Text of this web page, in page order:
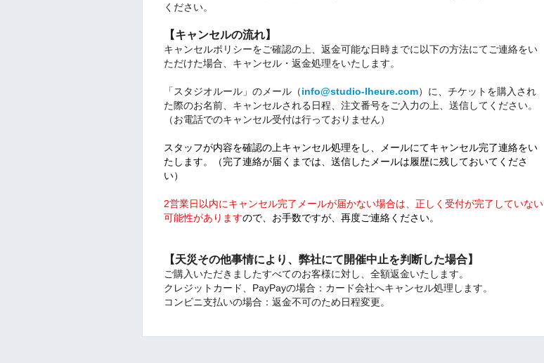
ください。
【キャンセルの流れ】
キャンセルポリシーをご確認の上、返金可能な日時までに以下の方法にてご連絡をい
ただけた場合、キャンセル・返金処理をいたします。
「スタジオルール」のメール（info@studio-lheure.com）に、チケットを購入され
た際のお名前、キャンセルされる日程、注文番号をご入力の上、送信してください。
（お電話でのキャンセル受付は行っておりません）
スタッフが内容を確認の上キャンセル処理をし、メールにてキャンセル完了連絡をい
たします。（完了連絡が届くまでは、送信したメールは履歴に残しておいてくださ
い）
2営業日以内にキャンセル完了メールが届かない場合は、正しく受付が完了していない
可能性がありますので、お手数ですが、再度ご連絡ください。
【天災その他事情により、弊社にて開催中止を判断した場合】
ご購入いただきましたすべてのお客様に対し、全額返金いたします。
クレジットカード、PayPayの場合：カード会社へキャンセル処理します。
コンビニ支払いの場合：返金不可のため日程変更。